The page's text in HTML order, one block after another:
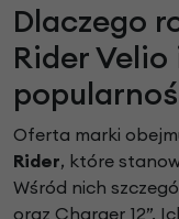
Dlaczego
Rider
Oferta marki
Rider, które
Wśród nich
oraz Charger 12”.